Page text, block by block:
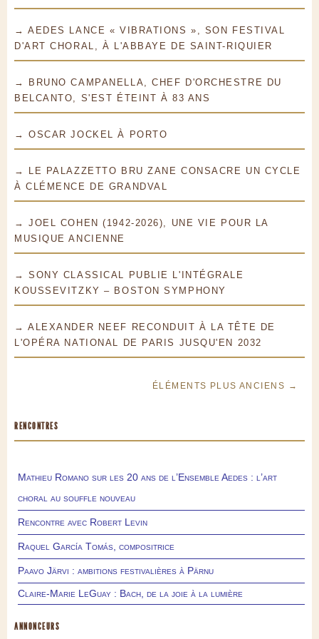
→ AEDES LANCE « VIBRATIONS », SON FESTIVAL
D'ART CHORAL, À L'ABBAYE DE SAINT-RIQUIER
→ BRUNO CAMPANELLA, CHEF D'ORCHESTRE DU
BELCANTO, S'EST ÉTEINT À 83 ANS
→ OSCAR JOCKEL À PORTO
→ LE PALAZZETTO BRU ZANE CONSACRE UN CYCLE
À CLÉMENCE DE GRANDVAL
→ JOEL COHEN (1942-2026), UNE VIE POUR LA
MUSIQUE ANCIENNE
→ SONY CLASSICAL PUBLIE L'INTÉGRALE
KOUSSEVITZKY – BOSTON SYMPHONY
→ ALEXANDER NEEF RECONDUIT À LA TÊTE DE
L'OPÉRA NATIONAL DE PARIS JUSQU'EN 2032
ÉLÉMENTS PLUS ANCIENS →
RENCONTRES
Mathieu Romano sur les 20 ans de l’Ensemble Aedes : l’art
choral au souffle nouveau
Rencontre avec Robert Levin
Raquel García Tomás, compositrice
Paavo Järvi : ambitions festivalières à Pärnu
Claire-Marie LeGuay : Bach, de la joie à la lumière
ANNONCEURS